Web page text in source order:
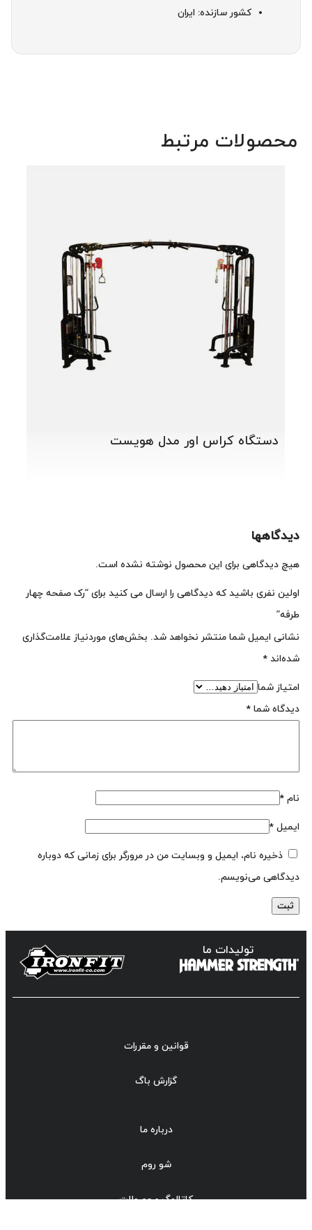
کشور سازنده: ایران
محصولات مرتبط
دستگاه کراس اور مدل هویست
دیدگاهها
هیچ دیدگاهی برای این محصول نوشته نشده است.
اولین نفری باشید که دیدگاهی را ارسال می کنید برای “رک صفحه چهار
طرفه”
نشانی ایمیل شما منتشر نخواهد شد. بخش‌های موردنیاز علامت‌گذاری
شده‌اند *
امتیاز شما
دیدگاه شما *
نام *
ایمیل *
ذخیره نام، ایمیل و وبسایت من در مرورگر برای زمانی که دوباره
دیدگاهی می‌نویسم.
تولیدات ما
قوانین و مقررات
گزارش باگ
درباره ما
شو روم
کاتالوگ محصولات